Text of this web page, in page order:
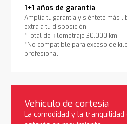
1+1 años de garantía
Amplía tu garantía y siéntete más
extra a tu disposición.
*Total de kilometraje 30.000 km
*No compatible para exceso de
profesional
Vehículo de cortesía
La comodidad y la tranquilidad